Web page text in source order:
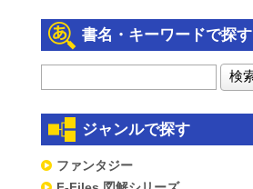
書名・キーワードで探す
ジャンルで探す
ファンタジー